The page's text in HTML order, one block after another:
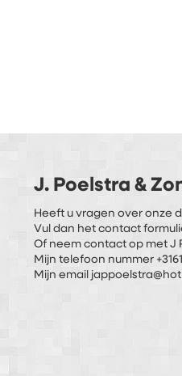
J. Poelstra &
Heeft u vragen over onze
Vul dan het contact
Of neem contact op met J
Mijn telefoon nummer
Mijn email